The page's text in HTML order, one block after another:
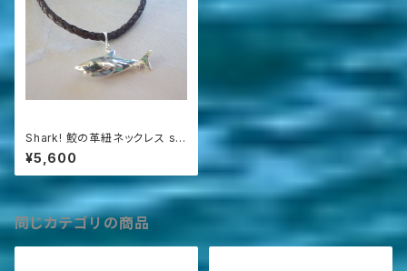
Shark! 鮫の革紐ネックレス sv
925 パウアシェル
¥5,600
同じカテゴリの商品